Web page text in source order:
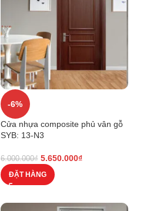
-6%
Cửa nhựa composite phủ vân gỗ
SYB: 13-N3
6.000.000₫ 5.650.000₫
ĐẶT HÀNG